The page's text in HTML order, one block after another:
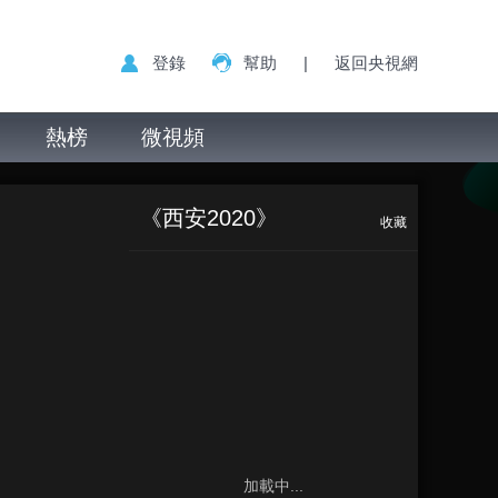
登錄 幫助 | 返回央視網
熱榜 微視頻
《西安2020》 收藏
加載中...